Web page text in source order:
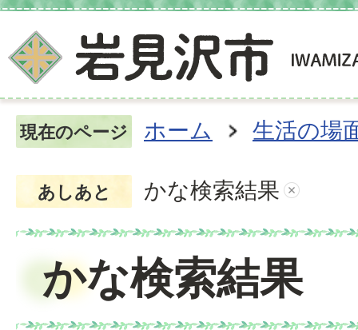
現在のページ ホーム 生活の場
あしあと かな検索結果
かな検索結果